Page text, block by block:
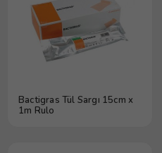
Bactigras Tül Sargı 15cm x
1m Rulo